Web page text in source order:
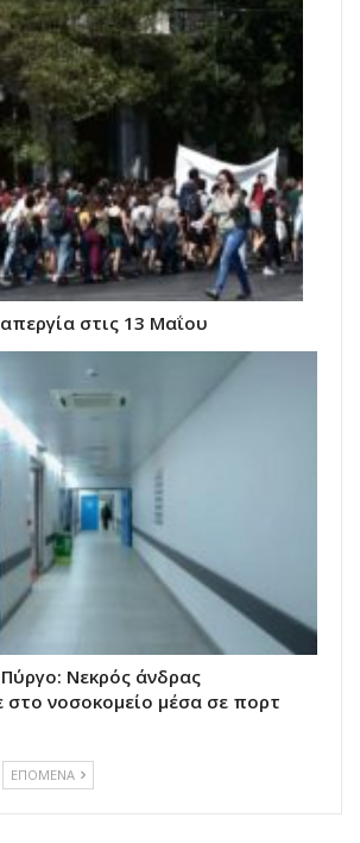
στις 13 Μαΐου
Νεκρός άνδρας
στο νοσοκομείο μέσα σε πορτ
ΕΠΟΜΕΝΑ